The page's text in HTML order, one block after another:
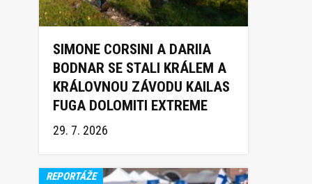
SIMONE CORSINI A DARIIA
BODNAR SE STALI KRÁLEM A
KRÁLOVNOU ZÁVODU KAILAS
FUGA DOLOMITI EXTREME
TRAIL 2026
29. 7. 2026
REPORTÁŽE